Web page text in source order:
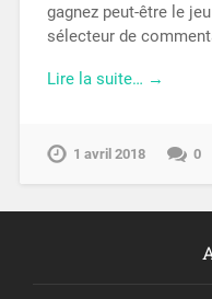
gagnez peut-être le
sélecteur de
Lire la suite… →
1 avril 2018 0